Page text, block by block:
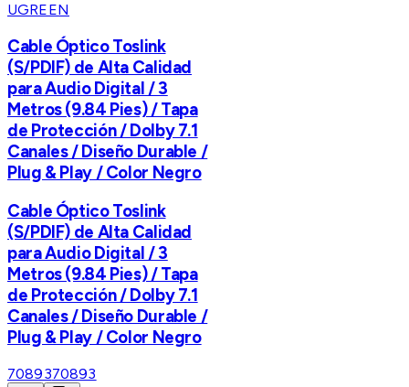
UGREEN
Cable Óptico Toslink
(S/PDIF) de Alta Calidad
para Audio Digital / 3
Metros (9.84 Pies) / Tapa
de Protección / Dolby 7.1
Canales / Diseño Durable /
Plug & Play / Color Negro
Cable Óptico Toslink
(S/PDIF) de Alta Calidad
para Audio Digital / 3
Metros (9.84 Pies) / Tapa
de Protección / Dolby 7.1
Canales / Diseño Durable /
Plug & Play / Color Negro
7089370893